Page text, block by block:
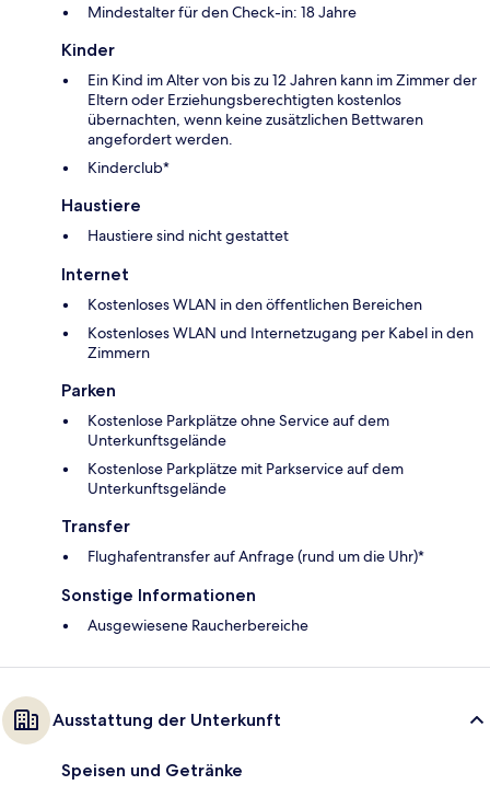
Mindestalter für den Check-in: 18 Jahre
Kinder
Ein Kind im Alter von bis zu 12 Jahren kann im Zimmer der
Eltern oder Erziehungsberechtigten kostenlos
übernachten, wenn keine zusätzlichen Bettwaren
angefordert werden.
Kinderclub*
Haustiere
Haustiere sind nicht gestattet
Internet
Kostenloses WLAN in den öffentlichen Bereichen
Kostenloses WLAN und Internetzugang per Kabel in den
Zimmern
Parken
Kostenlose Parkplätze ohne Service auf dem
Unterkunftsgelände
Kostenlose Parkplätze mit Parkservice auf dem
Unterkunftsgelände
Transfer
Flughafentransfer auf Anfrage (rund um die Uhr)*
Sonstige Informationen
Ausgewiesene Raucherbereiche
Ausstattung der Unterkunft
Speisen und Getränke